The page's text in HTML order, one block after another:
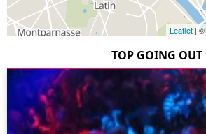
Leaflet | ©
TOP GOING OUT